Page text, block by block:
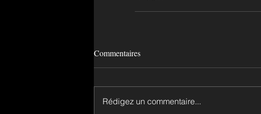
Commentaires
Rédigez un commentaire...